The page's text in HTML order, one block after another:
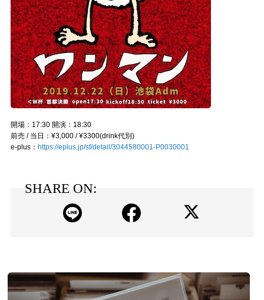
開場：17:30 開演：18:30
前売 / 当日：¥3,000 / ¥3300(drink代別)
e-plus： https://eplus.jp/sf/detail/3044580001-P0030001
SHARE ON: